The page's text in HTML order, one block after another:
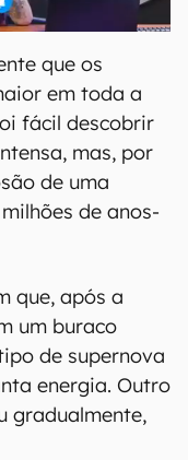
que os
em toda a
fácil descobrir
mas, por
de uma
de anos-
que, após a
um buraco
de supernova
energia. Outro
gradualmente,